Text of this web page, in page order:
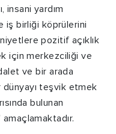
insani yardım
iş birliği köprülerini
pozitif açıklık
için merkezciliği ve
ve bir arada
teşvik etmek
bulunan